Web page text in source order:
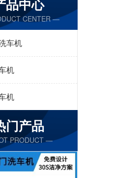
品中心
CENTER —
车机
机
机
门产品
PRODUCT —